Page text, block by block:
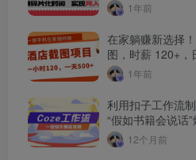
1年前
在家躺赚新选择
图，时薪 120+，
1年前
利用扣子工作流
“假如书籍会说话
12个月前